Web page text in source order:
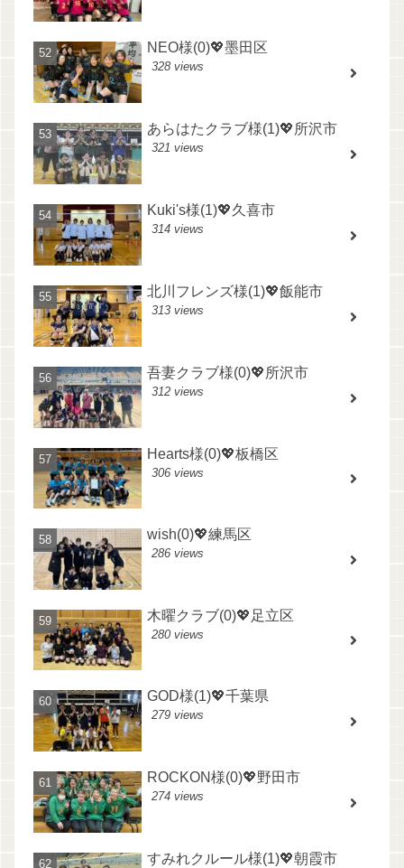
NEO様(0)💖墨田区
328 views
あらはたクラブ様(1)💖所沢市
321 views
Kuki's様(1)💖久喜市
314 views
北川フレンズ様(1)💖飯能市
313 views
吾妻クラブ様(0)💖所沢市
312 views
Hearts様(0)💖板橋区
306 views
wish(0)💖練馬区
286 views
木曜クラブ(0)💖足立区
280 views
GOD様(1)💖千葉県
279 views
ROCKON様(0)💖野田市
274 views
すみれクルール様(1)💖朝霞市